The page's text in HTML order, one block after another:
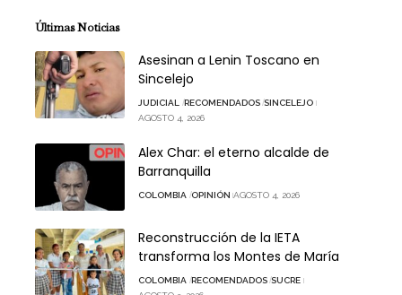
Últimas Noticias
Asesinan a Lenin Toscano en
Sincelejo
JUDICIAL RECOMENDADOS SINCELEJO
AGOSTO 4, 2026
Alex Char: el eterno alcalde de
Barranquilla
COLOMBIA OPINIÓN AGOSTO 4, 2026
Reconstrucción de la IETA
transforma los Montes de María
COLOMBIA RECOMENDADOS SUCRE